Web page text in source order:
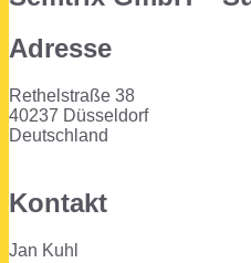
Adresse
Rethelstraße 38
40237 Düsseldorf
Deutschland
Kontakt
Jan Kuhl